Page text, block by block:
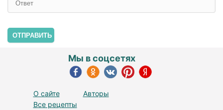
ОТПРАВИТЬ
О сайте
Авторы
Все рецепты
Мы в соцсетях